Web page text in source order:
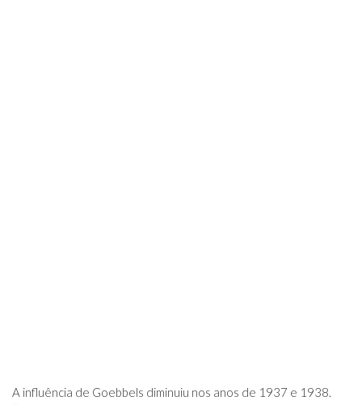
A influência de Goebbels diminuiu nos anos de 1937 e 1938.